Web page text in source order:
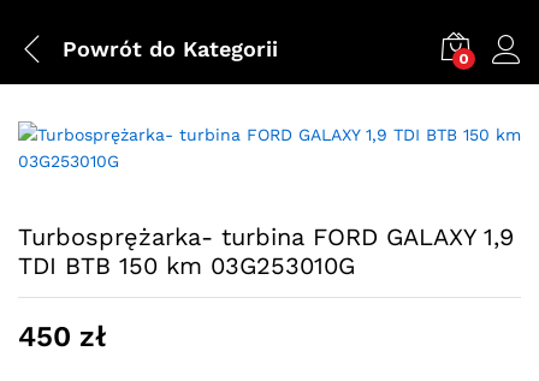
Powrót do Kategorii 0
Turbosprężarka- turbina FORD GALAXY 1,9
TDI BTB 150 km 03G253010G
450 zł